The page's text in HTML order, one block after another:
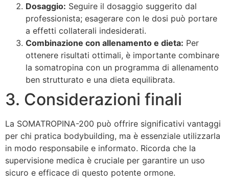
Dosaggio: Seguire il dosaggio suggerito dal
professionista; esagerare con le dosi può portare
a effetti collaterali indesiderati.
Combinazione con allenamento e dieta: Per
ottenere risultati ottimali, è importante combinare
la somatropina con un programma di allenamento
ben strutturato e una dieta equilibrata.
3. Considerazioni finali
La SOMATROPINA-200 può offrire significativi vantaggi
per chi pratica bodybuilding, ma è essenziale utilizzarla
in modo responsabile e informato. Ricorda che la
supervisione medica è cruciale per garantire un uso
sicuro e efficace di questo potente ormone.